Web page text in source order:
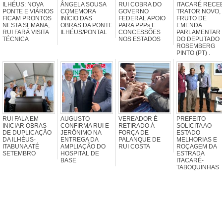
ILHÉUS: NOVA
PONTE E VIÁRIOS
FICAM PRONTOS
NESTA SEMANA;
RUI FARÁ VISITA
TÉCNICA
ÂNGELA SOUSA
COMEMORA
INÍCIO DAS
OBRAS DA PONTE
ILHÉUS/PONTAL
RUI COBRA DO
GOVERNO
FEDERAL APOIO
PARA PPPs E
CONCESSÕES
NOS ESTADOS
ITACARÉ
TRATOR NOVO,
FRUTO DE
EMENDA
PARLAMENTAR
DO DEPUTADO
ROSEMBERG
PINTO (PT) .
RUI FALA EM
INICIAR OBRAS
DE DUPLICAÇÃO
DA ILHÉUS-
ITABUNA ATÉ
SETEMBRO
AUGUSTO
CONFIRMA RUI E
JERÔNIMO NA
ENTREGA DA
AMPLIAÇÃO DO
HOSPITAL DE
BASE
VEREADOR É
RETIRADO À
FORÇA DE
PALANQUE DE
RUI COSTA
PREFEITO
SOLICITA AO
ESTADO
MELHORIAS E
ROÇAGEM DA
ESTRADA
ITACARÉ-
TABOQUINHAS